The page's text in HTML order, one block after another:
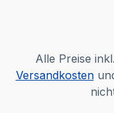
Alle Preise
Versandkosten